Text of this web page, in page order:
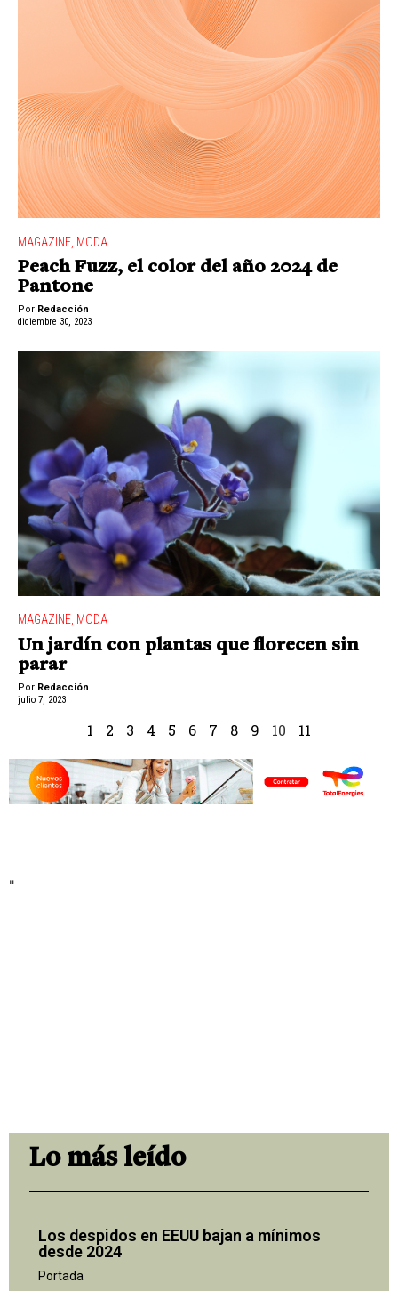
MAGAZINE MODA
Peach Fuzz, el color del año 2024 de
Pantone
Por Redacción
diciembre 30, 2023
MAGAZINE, MODA
Un jardín con plantas que florecen sin
parar
Por Redacción
julio 7, 2023
1 2 3 4 5 6 7 8 9 10 11
"
Lo más leído
Los despidos en EEUU bajan a mínimos
desde 2024
Portada